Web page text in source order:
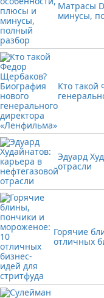
Матрасы
минусы,
Кто такой
Эдуард
отрасли
Горячие
отличных